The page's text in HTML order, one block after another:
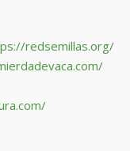
redsemillas.org/